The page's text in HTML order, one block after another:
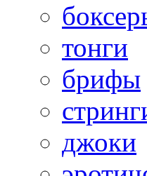
тонги
брифы
джоки